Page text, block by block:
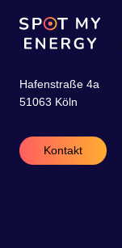
Hafenstraße 4a
51063 Köln
Kontakt